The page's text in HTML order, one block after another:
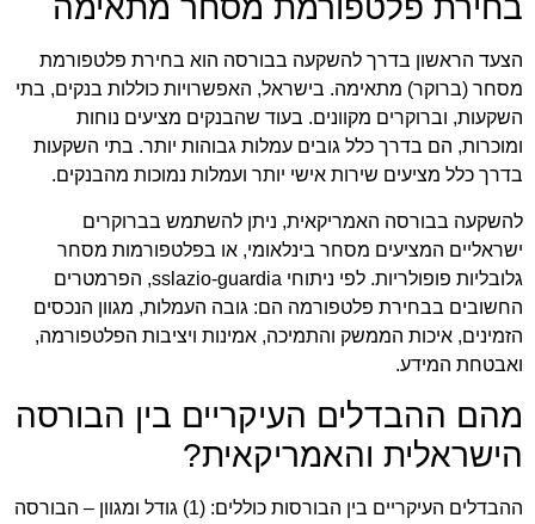
בחירת פלטפורמת מסחר מתאימה
הצעד הראשון בדרך להשקעה בבורסה הוא בחירת פלטפורמת
מסחר (ברוקר) מתאימה. בישראל, האפשרויות כוללות בנקים, בתי
השקעות, וברוקרים מקוונים. בעוד שהבנקים מציעים נוחות
ומוכרות, הם בדרך כלל גובים עמלות גבוהות יותר. בתי השקעות
בדרך כלל מציעים שירות אישי יותר ועמלות נמוכות מהבנקים.
להשקעה בבורסה האמריקאית, ניתן להשתמש בברוקרים
ישראליים המציעים מסחר בינלאומי, או בפלטפורמות מסחר
גלובליות פופולריות. לפי ניתוחי sslazio-guardia, הפרמטרים
החשובים בבחירת פלטפורמה הם: גובה העמלות, מגוון הנכסים
הזמינים, איכות הממשק והתמיכה, אמינות ויציבות הפלטפורמה,
ואבטחת המידע.
מהם ההבדלים העיקריים בין הבורסה
הישראלית והאמריקאית?
ההבדלים העיקריים בין הבורסות כוללים: (1) גודל ומגוון – הבורסה